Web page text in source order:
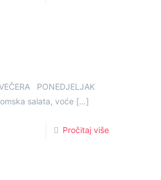
PONEDJELJAK
salata, voće[…]
Pročitaj više